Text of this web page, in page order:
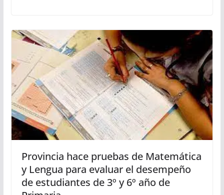
Provincia hace pruebas de Matemática
y Lengua para evaluar el desempeño
de estudiantes de 3º y 6º año de